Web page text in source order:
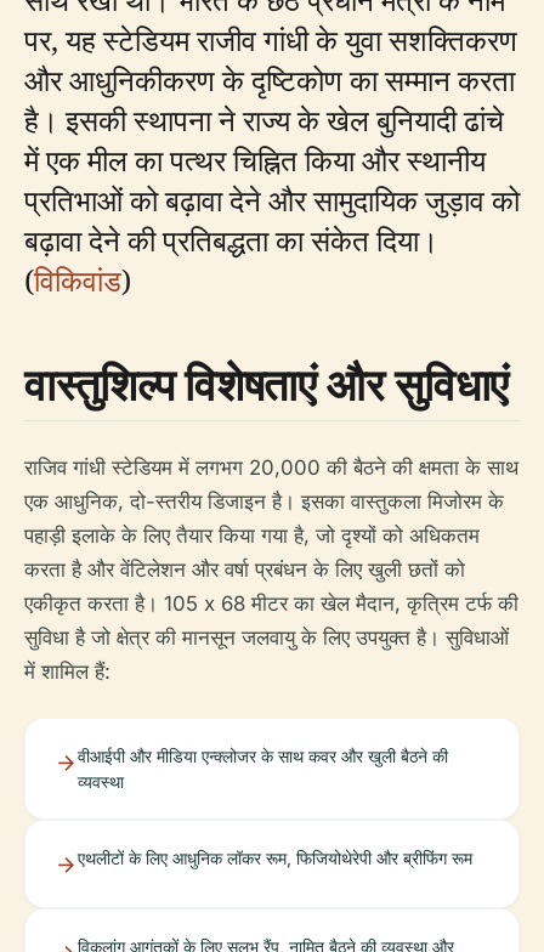
पर, यह स्टेडियम राजीव गांधी के युवा सशक्तिकरण
और आधुनिकीकरण के दृष्टिकोण का सम्मान करता
है। इसकी स्थापना ने राज्य के खेल बुनियादी ढांचे
में एक मील का पत्थर चिह्नित किया और स्थानीय
प्रतिभाओं को बढ़ावा देने और सामुदायिक जुड़ाव को
बढ़ावा देने की प्रतिबद्धता का संकेत दिया।
(विकिवांड)
वास्तुशिल्प विशेषताएं और सुविधाएं
राजिव गांधी स्टेडियम में लगभग 20,000 की बैठने की क्षमता के साथ
एक आधुनिक, दो-स्तरीय डिजाइन है। इसका वास्तुकला मिजोरम के
पहाड़ी इलाके के लिए तैयार किया गया है, जो दृश्यों को अधिकतम
करता है और वेंटिलेशन और वर्षा प्रबंधन के लिए खुली छतों को
एकीकृत करता है। 105 x 68 मीटर का खेल मैदान, कृत्रिम टर्फ की
सुविधा है जो क्षेत्र की मानसून जलवायु के लिए उपयुक्त है। सुविधाओं
में शामिल हैं:
वीआईपी और मीडिया एन्क्लोजर के साथ कवर और खुली बैठने की
व्यवस्था
एथलीटों के लिए आधुनिक लॉकर रूम, फिजियोथेरेपी और ब्रीफिंग रूम
विकलांग आगंतुकों के लिए सुलभ रैंप, नामित बैठने की व्यवस्था और